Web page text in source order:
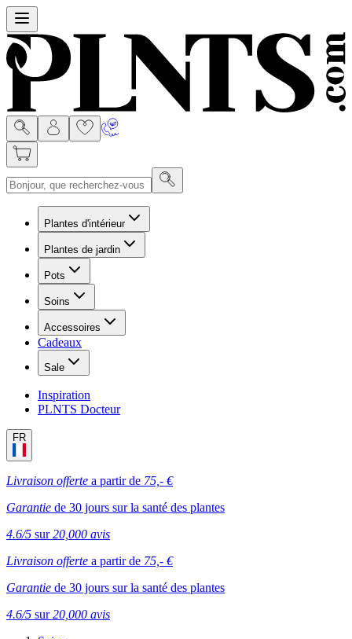
Menu
Plantes d'intérieur
Plantes de jardin
Pots
Soins
Accessoires
Cadeaux
Sale
Inspiration
PLNTS Docteur
FR
Livraison offerte a partir de 75,- €
Garantie de 30 jours sur la santé des plantes
4.6/5 sur20,000 avis
Livraison offerte a partir de 75,- €
Garantie de 30 jours sur la santé des plantes
4.6/5 sur20,000 avis